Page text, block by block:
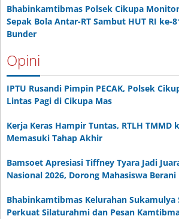
Bhabinkamtibmas Polsek Cikupa
Sepak Bola Antar-RT Sambut HUT RI ke-
Bunder
Opini
IPTU Rusandi Pimpin PECAK, Polsek
Lintas Pagi di Cikupa Mas
Kerja Keras Hampir Tuntas, RTLH TMMD
Memasuki Tahap Akhir
Bamsoet Apresiasi Tiffney Tyara Jadi
Nasional 2026, Dorong Mahasiswa
Bhabinkamtibmas Kelurahan Sukamulya
Perkuat Silaturahmi dan Pesan